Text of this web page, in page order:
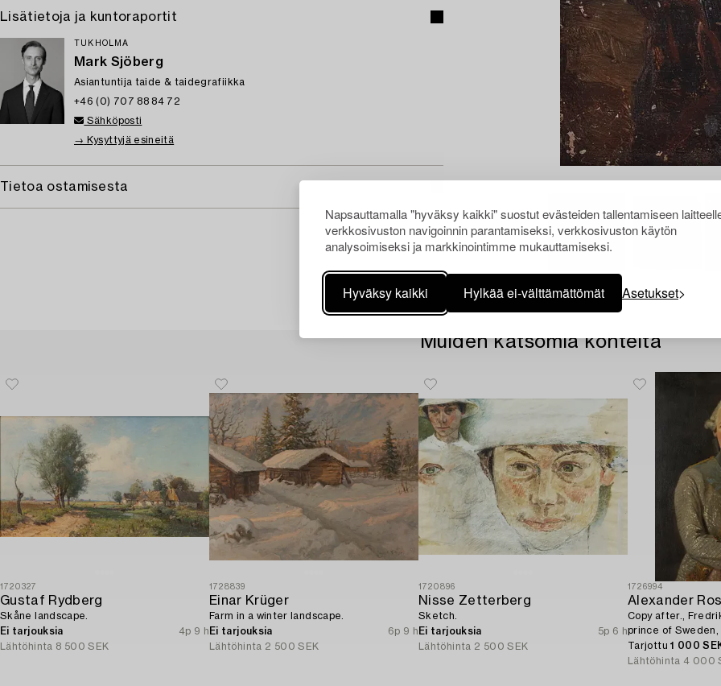
Napsauttamalla "hyväksy kaikki" suostut evästeiden tallentamiseen
verkkosivuston navigoinnin parantamiseksi, verkkosivuston käytön
analysoimiseksi ja markkinointimme mukauttamiseksi.
Hyväksy kaikki Hylkää ei-välttämättömät Asetukset
Lisätietoja ja kuntoraportit
TUKHOLMA
Mark Sjöberg
Asiantuntija taide & taidegrafiikka
+46 (0) 707 88 84 72
Sähköposti
→ Kysyttyjä esineitä
Tietoa ostamisesta
Muiden katsomia kohteita
1720327
Gustaf Rydberg
Skåne landscape.
Ei tarjouksia
4p 9 h
Lähtöhinta 8 500 SEK
1728839
Einar Krüger
Farm in a winter landscape.
Ei tarjouksia
6p 9 h
Lähtöhinta 2 500 SEK
1720896
Nisse Zetterberg
Sketch.
Ei tarjouksia
5p 6 h
Lähtöhinta 2 500 SEK
1726994
Alexander
Copy after.,
prince of Sweden,
Tarjottu1 000
Lähtöhinta 4 000